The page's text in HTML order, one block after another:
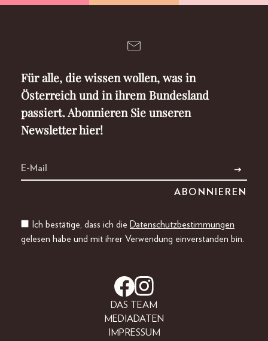
Für alle, die wissen wollen, was in
Österreich und in ihrem Bundesland
passiert. Abonnieren Sie unseren
Newsletter hier!
Ich bestätige, dass ich die Datenschutzbestimmungen
gelesen habe und mit ihrer Verwendung einverstanden bin.
DAS TEAM
MEDIADATEN
IMPRESSUM